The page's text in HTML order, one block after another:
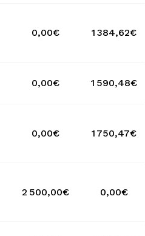
0,00€ 1 384,62€
0,00€ 1 590,48€
0,00€ 1 750,47€
2 500,00€ 0,00€